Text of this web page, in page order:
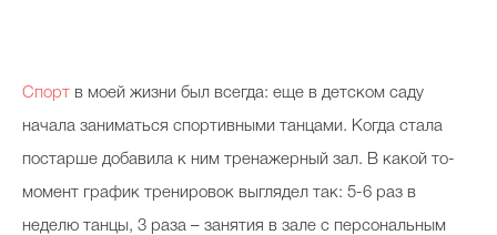
Спорт в моей жизни был всегда: еще в детском саду
начала заниматься спортивными танцами. Когда стала
постарше добавила к ним тренажерный зал. В какой то-
момент график тренировок выглядел так: 5-6 раз в
неделю танцы, 3 раза – занятия в зале с персональным